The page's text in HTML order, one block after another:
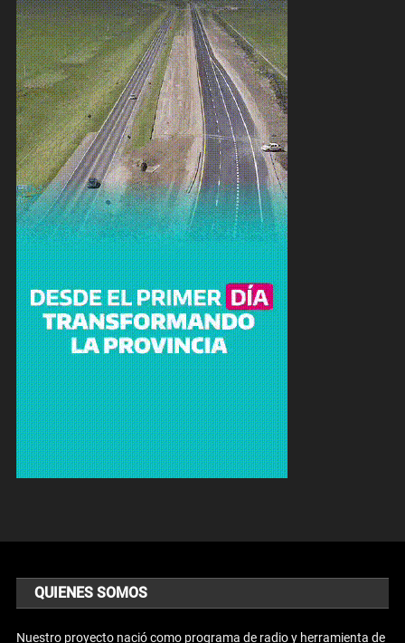
QUIENES SOMOS
Nuestro proyecto nació como programa de radio y herramienta de